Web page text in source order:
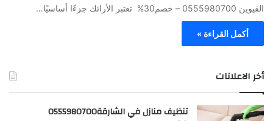
القيوين 0555980700 – خصم30% تعتبر الأرائك جزءًا أساسيًا…
أكمل القراءة »
أخر الاعلانات
تنظيف منازل في الشارقة0555980700